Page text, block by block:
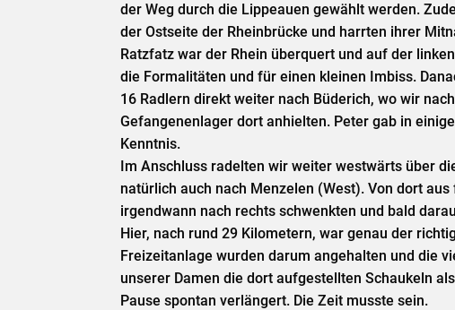
der Weg durch die Lippeauen gewählt werden.
der Ostseite der Rheinbrücke und harrten ihrer
Ratzfatz war der Rhein überquert und auf der
die Formalitäten und für einen kleinen Imbiss.
16 Radlern direkt weiter nach Büderich, wo wir
Gefangenenlager dort anhielten. Peter gab in
Kenntnis.
Im Anschluss radelten wir weiter westwärts über
natürlich auch nach Menzelen (West). Von dort
irgendwann nach rechts schwenkten und bald
Hier, nach rund 29 Kilometern, war genau der
Freizeitanlage wurden darum angehalten und die
unserer Damen die dort aufgestellten Schaukeln
Pause spontan verlängert. Die Zeit musste sein.